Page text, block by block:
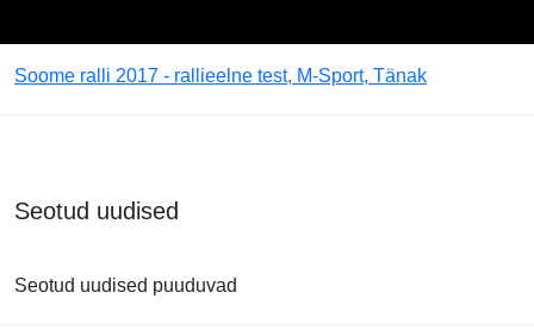
Soome ralli 2017 - rallieelne test, M-Sport, Tänak
Seotud uudised
Seotud uudised puuduvad